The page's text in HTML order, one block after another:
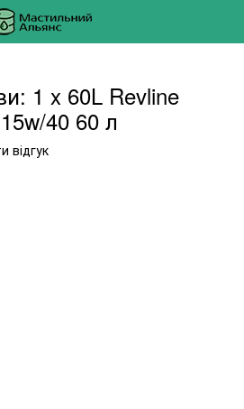
1 x 60L Revline
40 60 л
відгук